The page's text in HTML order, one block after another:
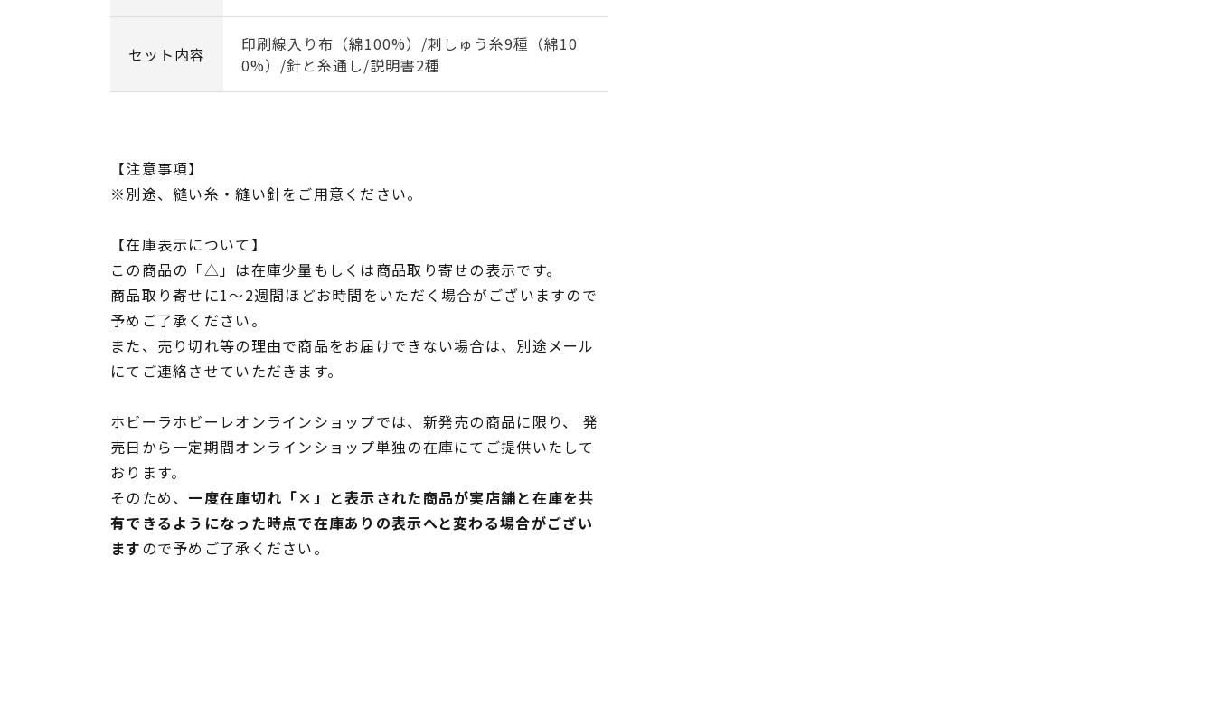
セット内容
印刷線入り布（綿100%）/刺しゅう糸9種（綿10
0%）/針と糸通し/説明書2種
【注意事項】
※別途、縫い糸・縫い針をご用意ください。
【在庫表示について】
この商品の「△」は在庫少量もしくは商品取り寄せの表示です。
商品取り寄せに1～2週間ほどお時間をいただく場合がございますので
予めご了承ください。
また、売り切れ等の理由で商品をお届けできない場合は、別途メール
にてご連絡させていただきます。
ホビーラホビーレオンラインショップでは、新発売の商品に限り、 発
売日から一定期間オンラインショップ単独の在庫にてご提供いたして
おります。
そのため、 一度在庫切れ「×」と表示された商品が実店舗と在庫を共
有できるようになった時点で在庫ありの表示へと変わる場合がござい
ますので予めご了承ください。